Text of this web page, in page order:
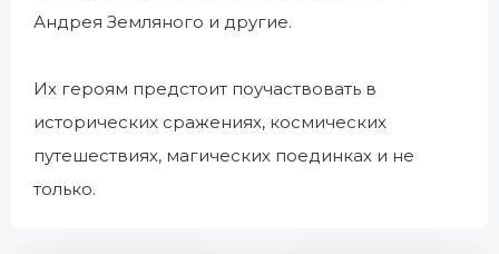
Андрея Земляного и другие.
Их героям предстоит поучаствовать в
исторических сражениях, космических
путешествиях, магических поединках и не
только.